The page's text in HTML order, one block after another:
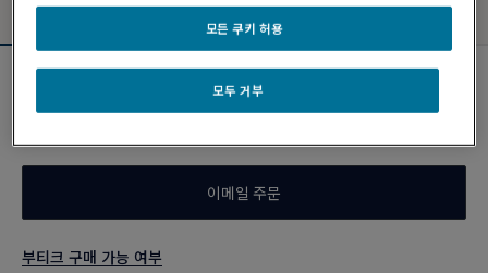
₩ 410,000
이메일 주문
부티크 구매 가능 여부
모두 거부
모든 쿠키 허용